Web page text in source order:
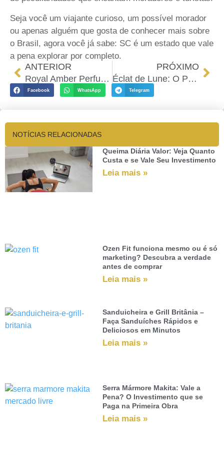
Seja você um viajante curioso, um possível morador
ou apenas alguém que gosta de conhecer mais sobre
o Brasil, agora você já sabe: SC é um estado que vale
a pena explorar por completo.
ANTERIOR
Royal Amber Perfume – O Perfume Árabe Luxuoso Que Conquistou o Brasil
PRÓXIMO
Éclat de Lune: O Perfume que Encanta à Primeira Borrifada
Facebook WhatsApp Telegram
NOTÍCIAS RELACIONADAS
Queima Diária Valor: Veja Quanto
Custa e se Vale Seu Investimento
Leia mais »
Ozen Fit funciona mesmo ou é só
marketing? Descubra a verdade
antes de comprar
Leia mais »
Sanduicheira e Grill Britânia –
Faça Sanduíches Rápidos e
Deliciosos em Minutos
Leia mais »
Serra Mármore Makita: Vale a
Pena? O Investimento que se
Paga na Primeira Obra
Leia mais »